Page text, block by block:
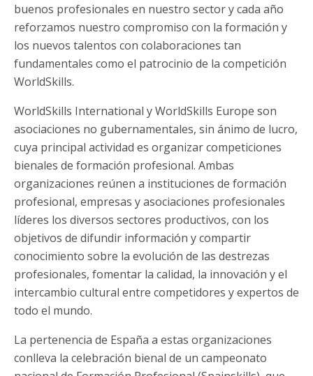
buenos profesionales en nuestro sector y cada año
reforzamos nuestro compromiso con la formación y
los nuevos talentos con colaboraciones tan
fundamentales como el patrocinio de la competición
WorldSkills.
WorldSkills International y WorldSkills Europe son
asociaciones no gubernamentales, sin ánimo de lucro,
cuya principal actividad es organizar competiciones
bienales de formación profesional. Ambas
organizaciones reúnen a instituciones de formación
profesional, empresas y asociaciones profesionales
líderes los diversos sectores productivos, con los
objetivos de difundir información y compartir
conocimiento sobre la evolución de las destrezas
profesionales, fomentar la calidad, la innovación y el
intercambio cultural entre competidores y expertos de
todo el mundo.
La pertenencia de España a estas organizaciones
conlleva la celebración bienal de un campeonato